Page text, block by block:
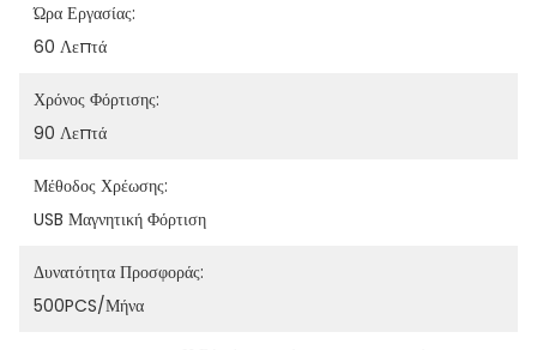
Ώρα Εργασίας:
60 Λεπτά
Χρόνος Φόρτισης:
90 Λεπτά
Μέθοδος Χρέωσης:
USB Μαγνητική Φόρτιση
Δυνατότητα Προσφοράς:
500PCS/μήνα